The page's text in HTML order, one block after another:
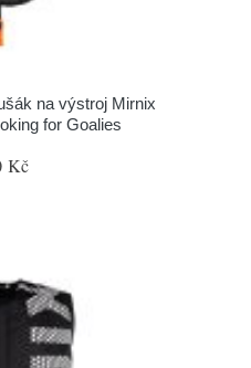
na výstroj Mirnix
for Goalies
Kč